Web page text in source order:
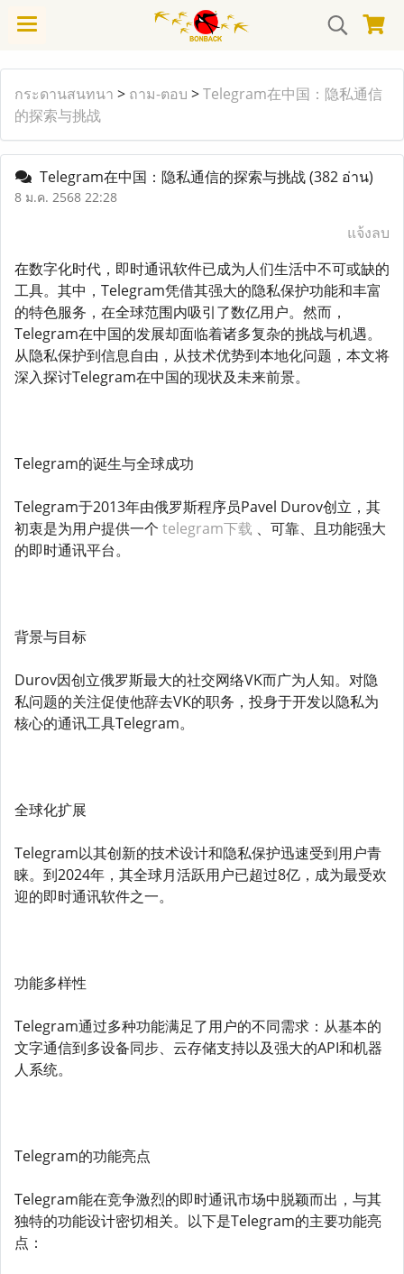
กระดานสนทนา > ถาม-ตอบ >Telegram在中国：隐私通信
的探索与挑战
Telegram在中国：隐私通信的探索与挑战(382 อ่าน)
8 ม.ค. 2568 22:28
แจ้งลบ
在数字化时代，即时通讯软件已成为人们生活中不可或缺的
工具。其中，Telegram凭借其强大的隐私保护功能和丰富
的特色服务，在全球范围内吸引了数亿用户。然而，
Telegram在中国的发展却面临着诸多复杂的挑战与机遇。
从隐私保护到信息自由，从技术优势到本地化问题，本文将
深入探讨Telegram在中国的现状及未来前景。
Telegram的诞生与全球成功
Telegram于2013年由俄罗斯程序员Pavel Durov创立，其
初衷是为用户提供一个 telegram下载 、可靠、且功能强大
的即时通讯平台。
背景与目标
Durov因创立俄罗斯最大的社交网络VK而广为人知。对隐
私问题的关注促使他辞去VK的职务，投身于开发以隐私为
核心的通讯工具Telegram。
全球化扩展
Telegram以其创新的技术设计和隐私保护迅速受到用户青
睐。到2024年，其全球月活跃用户已超过8亿，成为最受欢
迎的即时通讯软件之一。
功能多样性
Telegram通过多种功能满足了用户的不同需求：从基本的
文字通信到多设备同步、云存储支持以及强大的API和机器
人系统。
Telegram的功能亮点
Telegram能在竞争激烈的即时通讯市场中脱颖而出，与其
独特的功能设计密切相关。以下是Telegram的主要功能亮
点：